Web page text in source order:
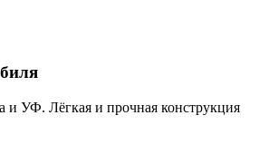
и УФ. Лёгкая и прочная конструкция